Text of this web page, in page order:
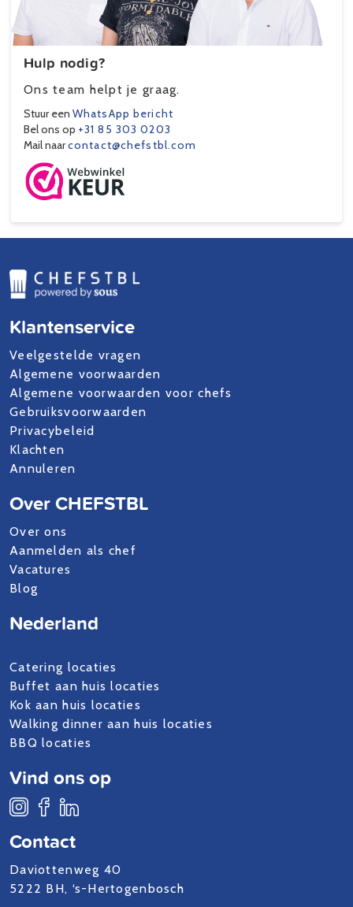
Hulp nodig?
Ons team helpt je graag.
Stuur een WhatsApp bericht
Bel ons op +31 85 303 0203
Mail naarcontact@chefstbl.com
Klantenservice
Veelgestelde vragen
Algemene voorwaarden
Algemene voorwaarden voor chefs
Gebruiksvoorwaarden
Privacybeleid
Klachten
Annuleren
Over CHEFSTBL
Over ons
Aanmelden als chef
Vacatures
Blog
Contact
Daviottenweg 40
5222 BH, ‘s-Hertogenbosch
Nederland
Catering locaties
Buffet aan huis locaties
Kok aan huis locaties
Walking dinner aan huis locaties
BBQ locaties
Vind ons op